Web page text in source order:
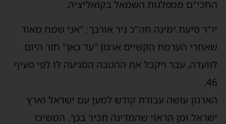
ממפלגות השמאל בקואליציה.
סיעת ימינה חה"כ ניר אורבך: "אני שמח מאוד
הערמת הקשיים ארגון "עד כאן" חזר היום
עבר ויקבל את ההטבה המגיעה לו לפי סעיף
עושה עבודת קודש למען עם ישראל וארץ
ומן הראוי שהמדינה תכיר בכך. המשיכו